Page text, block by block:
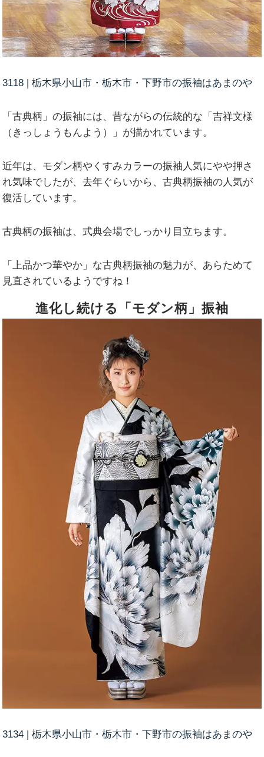
3118 | 栃木県小山市・栃木市・下野市の振袖はあまのや
「古典柄」の振袖には、昔ながらの伝統的な「吉祥文様
（きっしょうもんよう）」が描かれています。
近年は、モダン柄やくすみカラーの振袖人気にやや押さ
れ気味でしたが、去年ぐらいから、古典柄振袖の人気が
復活しています。
古典柄の振袖は、式典会場でしっかり目立ちます。
「上品かつ華やか」な古典柄振袖の魅力が、あらためて
見直されているようですね！
進化し続ける「モダン柄」振袖
3134 | 栃木県小山市・栃木市・下野市の振袖はあまのや